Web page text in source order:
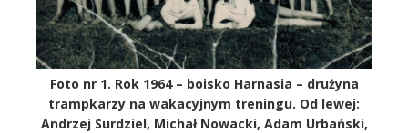
Foto nr 1. Rok 1964 – boisko Harnasia – drużyna
trampkarzy na wakacyjnym treningu. Od lewej:
Andrzej Surdziel, Michał Nowacki, Adam Urbański,